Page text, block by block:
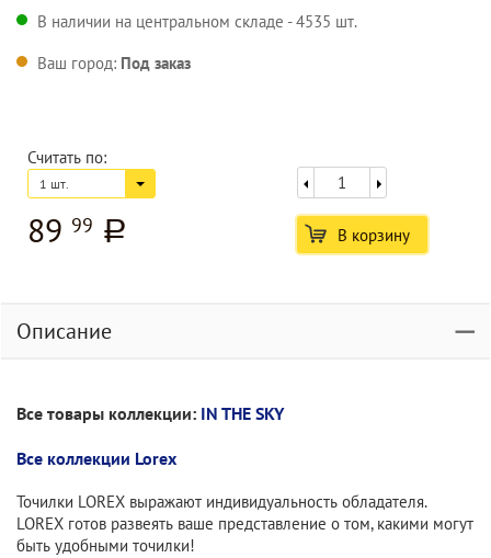
В наличии на центральном складе - 4535 шт.
Ваш город: Под заказ
Считать по:
1 шт.
89 99 a В корзину
Описание
Все товары коллекции: IN THE SKY
Все коллекции Lorex
Точилки LOREX выражают индивидуальность обладателя.
LOREX готов развеять ваше представление о том, какими могут
быть удобными точилки!